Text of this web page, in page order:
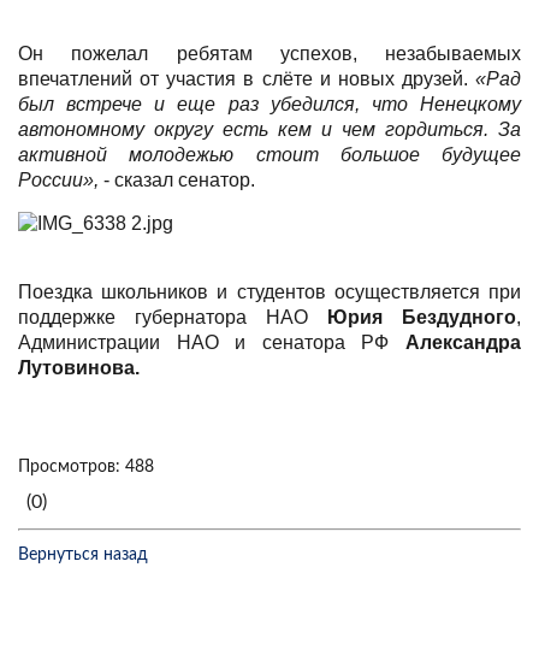
Он пожелал ребятам успехов, незабываемых
впечатлений от участия в слёте и новых друзей. «Рад
был встрече и еще раз убедился, что Ненецкому
автономному округу есть кем и чем гордиться. За
активной молодежью стоит большое будущее
России», - сказал сенатор.
Поездка школьников и студентов осуществляется при
поддержке губернатора НАО
Юрия Бездудного,
Администрации НАО и сенатора РФ Александра
Лутовинова.
Просмотров: 488
(0)
Вернуться назад